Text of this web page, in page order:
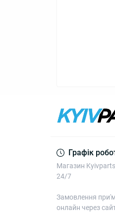
Графік
Магазин
24/7
Замовлення
онлайн через